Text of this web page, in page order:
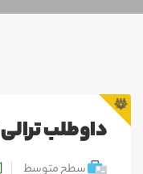
داوطلب ترالی